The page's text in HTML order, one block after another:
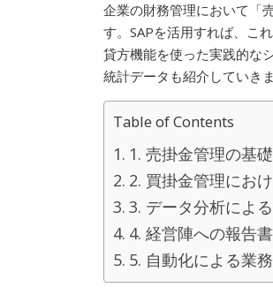
企業の財務管理において「
す。SAPを活用すれば、こ
貸方機能を使った実践的な
統計データも紹介していきま
Table of Contents
1. 売掛金管理の基
2. 買掛金管理にお
3. データ分析によ
4. 経営陣への報告
5. 自動化による業